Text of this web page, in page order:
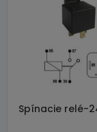
Spínacie relé-